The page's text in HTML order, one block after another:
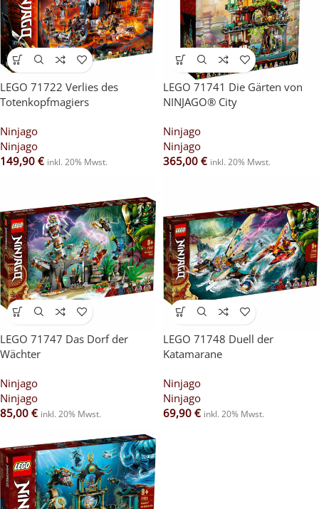
LEGO 71722 Verlies des
Totenkopfmagiers
Ninjago
Ninjago
149,90 € inkl. 20% Mwst.
LEGO 71741 Die Gärten von
NINJAGO® City
Ninjago
Ninjago
365,00 € inkl. 20% Mwst.
LEGO 71747 Das Dorf der
Wächter
Ninjago
Ninjago
85,00 € inkl. 20% Mwst.
LEGO 71748 Duell der
Katamarane
Ninjago
Ninjago
69,90 € inkl. 20% Mwst.